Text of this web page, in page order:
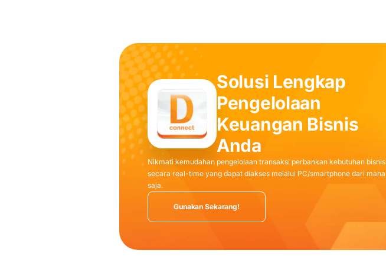
Solusi Lengkap
Pengelolaan
Keuangan Bisnis
Anda
Nikmati kemudahan pengelolaan transaksi perbankan kebutuhan bisnis
secara real-time yang dapat diakses melalui PC/smartphone dari mana
saja.
Gunakan Sekarang!